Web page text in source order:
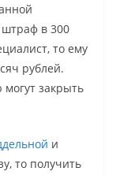
в 300
то ему
рублей.
закрыть
и
то получить